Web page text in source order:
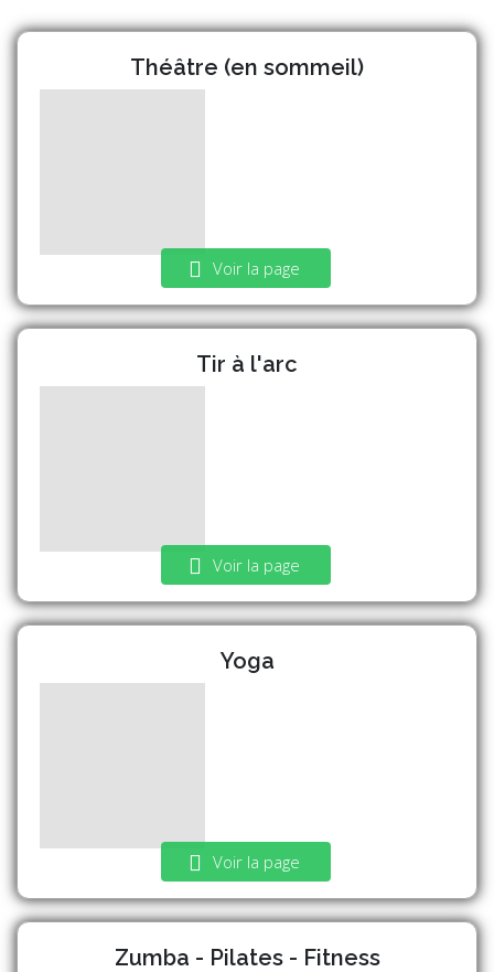
Théâtre (en sommeil)
Voir la page
Tir à l'arc
Voir la page
Yoga
Voir la page
Zumba - Pilates - Fitness